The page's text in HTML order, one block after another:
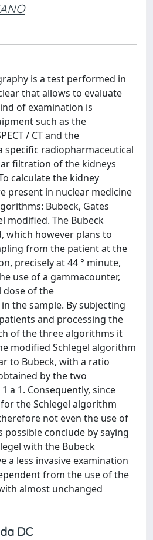
is a test performed in
that allows to evaluate
of examination is
such as the
/ CT and the
specific radiopharmaceutical
filtration of the kidneys
calculate the kidney
present in nuclear medicine
Bubeck, Gates
modified. The Bubeck
which however plans to
from the patient at the
precisely at 44 ° minute,
use of a gammacounter,
dose of the
the sample. By subjecting
and processing the
of the three algorithms it
modified Schlegel algorithm
to Bubeck, with a ratio
by the two
a 1. Consequently, since
the Schlegel algorithm
not even the use of
possible conclude by saying
with the Bubeck
a less invasive examination
from the use of the
almost unchanged
DC